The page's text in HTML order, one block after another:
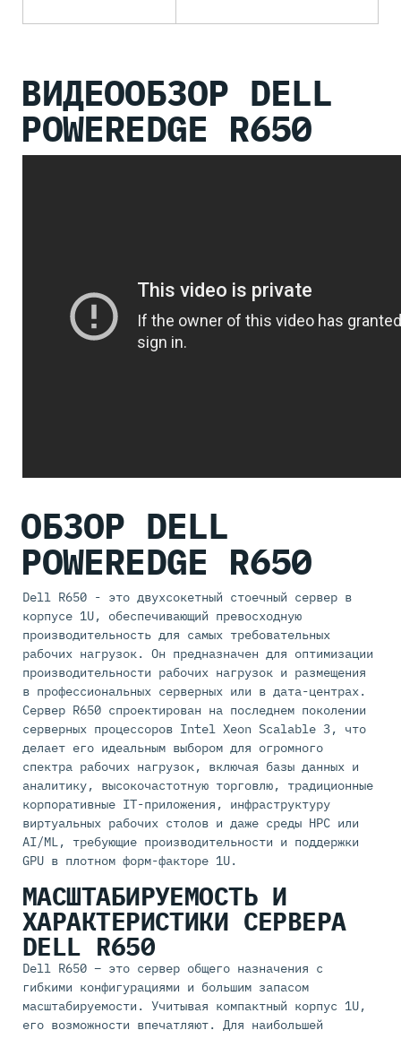
ВИДЕООБЗОР DELL
POWEREDGE R650
ОБЗОР DELL
POWEREDGE R650
Dell R650 - это двухсокетный стоечный сервер в
корпусе 1U, обеспечивающий превосходную
производительность для самых требовательных
рабочих нагрузок. Он предназначен для оптимизации
производительности рабочих нагрузок и размещения
в профессиональных серверных или в дата-центрах.
Сервер R650 спроектирован на последнем поколении
серверных процессоров Intel Xeon Scalable 3, что
делает его идеальным выбором для огромного
спектра рабочих нагрузок, включая базы данных и
аналитику, высокочастотную торговлю, традиционные
корпоративные IT-приложения, инфраструктуру
виртуальных рабочих столов и даже среды HPC или
AI/ML, требующие производительности и поддержки
GPU в плотном форм-факторе 1U.
МАСШТАБИРУЕМОСТЬ И
ХАРАКТЕРИСТИКИ СЕРВЕРА
DELL R650
Dell R650 – это сервер общего назначения c
гибкими конфигурациями и большим запасом
масштабируемости. Учитывая компактный корпус 1U,
его возможности впечатляют. Для наибольшей